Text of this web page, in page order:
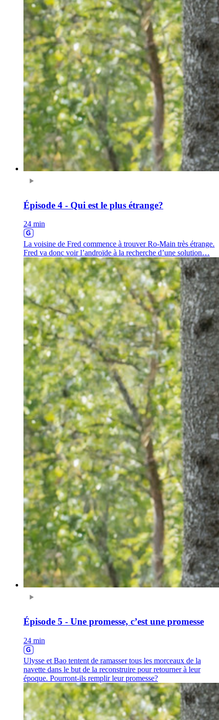
Épisode 4 - Qui est le plus étrange?
24 min
La voisine de Fred commence à trouver Ro-Main très étrange.
Fred va donc voir l’androïde à la recherche d’une solution…
Épisode 5 - Une promesse, c’est une promesse
24 min
Ulysse et Bao tentent de ramasser tous les morceaux de la
navette dans le but de la reconstruire pour retourner à leur
époque. Pourront-ils remplir leur promesse?